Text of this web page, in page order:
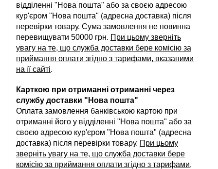
відділенні "Нова пошта" або за своєю адресою
кур'єром "Нова пошта" (адресна доставка) після
перевірки товару. Сума замовлення не повинна
перевищувати 50000 грн. При цьому зверніть
увагу на те, що служба доставки бере комісію за
приймання оплати згідно з тарифами, вказаними
на її сайті.
Карткою при отриманні отриманні через
службу доставки "Нова пошта"
Оплата замовлення банківською картою при
отриманні його у відділенні "Нова пошта" або за
своєю адресою кур'єром "Нова пошта" (адресна
доставка) після перевірки товару. При цьому
зверніть увагу на те, що служба доставки бере
комісію за приймання оплати згідно з тарифами,